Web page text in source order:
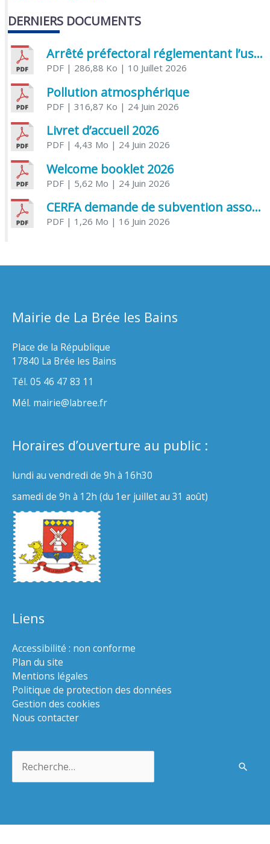
DERNIERS DOCUMENTS
Arrêté préfectoral réglementant l’usage de l’eau
PDF| 286,88 Ko | 10 Juillet 2026
Pollution atmosphérique
PDF| 316,87 Ko | 24 Juin 2026
Livret d’accueil 2026
PDF| 4,43 Mo | 24 Juin 2026
Welcome booklet 2026
PDF| 5,62 Mo | 24 Juin 2026
CERFA demande de subvention association
PDF| 1,26 Mo | 16 Juin 2026
Mairie de La Brée les Bains
Place de la République
17840 La Brée les Bains
Tél. 05 46 47 83 11
Mél. mairie@labree.fr
Horaires d’ouverture au public :
lundi au vendredi de 9h à 16h30
samedi de 9h à 12h (du 1er juillet au 31 août)
Liens
Accessibilité : non conforme
Plan du site
Mentions légales
Politique de protection des données
Gestion des cookies
Nous contacter